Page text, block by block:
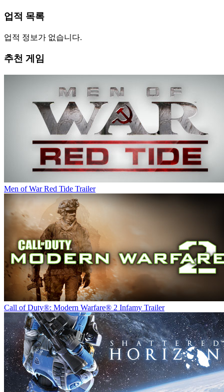
업적 목록
업적 정보가 없습니다.
추천 게임
Men of War Red Tide Trailer
Call of Duty®: Modern Warfare® 2 Infamy Trailer